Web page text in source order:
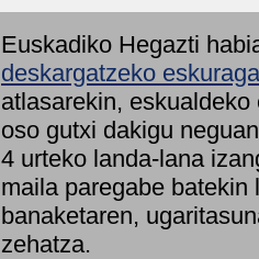
Euskadiko Hegazti
deskargatzeko
atlasarekin,
oso gutxi dakigu
4 urteko landa-lana
maila paregabe
banaketaren,
zehatza.